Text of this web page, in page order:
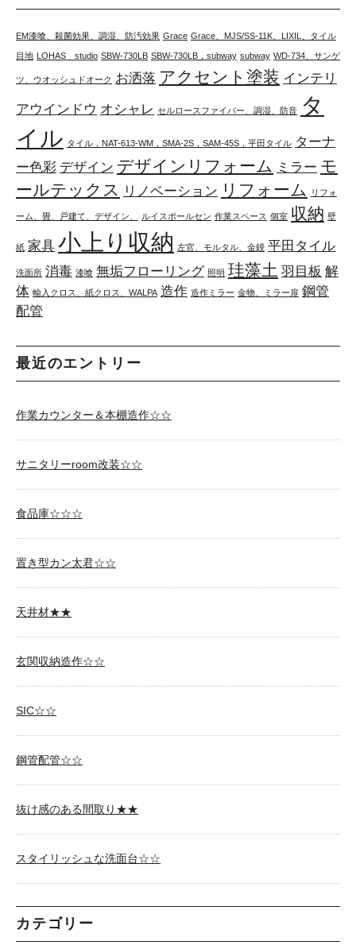
EM漆喰、殺菌効果、調湿、防汚効果 Grace Grace、MJS/SS-11K、LIXIL、タイル
目地 LOHAS studio SBW-730LB SBW-730LB，subway subway WD-734、サンゲ
ツ、ウオッシュドオーク お洒落 アクセント塗装 インテリ
アウインドウ オシャレ セルロースファイバー、調湿、防音 タ
イル タイル，NAT-613-WM，SMA-2S，SAM-45S，平田タイル ターナ
ー色彩 デザイン デザインリフォーム ミラー モ
ールテックス
リノベーション リフォーム リフォ
ーム、畳、戸建て、デザイン、 ルイスポールセン 作業スペース 個室 収納 壁
紙 家具 小上り収納 左官、モルタル、金鏝 平田タイル
洗面所 消毒 漆喰 無垢フローリング 照明 珪藻土 羽目板 解
体 輸入クロス、紙クロス、WALPA 造作 造作ミラー 金物、ミラー扉 鋼管
配管
最近のエントリー
作業カウンター＆本棚造作☆☆
サニタリーroom改装☆☆
食品庫☆☆☆
置き型カン太君☆☆
天井材★★
玄関収納造作☆☆
SIC☆☆
鋼管配管☆☆
抜け感のある間取り★★
スタイリッシュな洗面台☆☆
カテゴリー